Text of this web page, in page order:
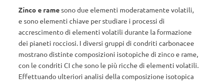
Zinco e ramesono due elementi moderatamente volatili,
e sono elementi chiave per studiare i processi di
accrescimento di elementi volatili durante la formazione
dei pianeti rocciosi. I diversi gruppi di condriti carbonacee
mostrano distinte composizioni isotopiche di zinco e rame,
con le condriti CI che sono le più ricche di elementi volatili.
Effettuando ulteriori analisi della composizione isotopica